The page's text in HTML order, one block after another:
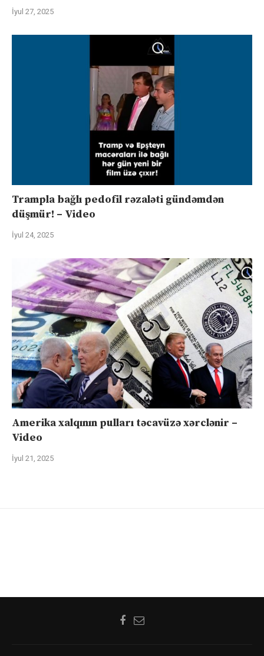
İyul 27, 2025
Trampla bağlı pedofil rəzaləti gündəmdən
düşmür! – Video
İyul 24, 2025
Amerika xalqının pulları təcavüzə xərclənir –
Video
İyul 21, 2025